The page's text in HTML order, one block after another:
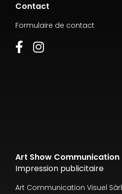
Contact
Formulaire de contact
Art Show Communication
Impression publicitaire
Art Communication Visuel Sàrl